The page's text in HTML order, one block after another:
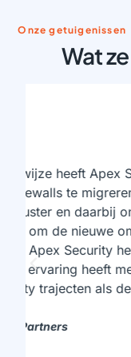
Onze getuigenissen
Wat
"In meerdere
firewalls,
bijbehorende
neerzetten.
perfecte wijze
binnen de
De ONS
training
kennisniveau